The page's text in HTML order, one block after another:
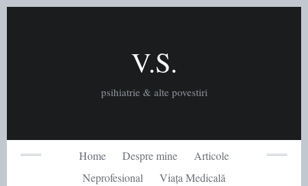
V.S.
psihiatrie & alte povestiri
Home Despre mine
Articole
Neprofesional
Viața Medicală